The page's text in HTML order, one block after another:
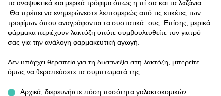
τα αναψυκτικά και μερικά τρόφιμα όπως η πίτσα και τα λαζάνια.
Θα πρέπει να ενημερώνεστε λεπτομερώς από τις ετικέτες των
τροφίμων όπου αναγράφονται τα συστατικά τους. Επίσης, μερικά
φάρμακα περιέχουν λακτόζη οπότε συμβουλευθείτε τον γιατρό
σας για την ανάλογη φαρμακευτική αγωγή.
Δεν υπάρχει θεραπεία για τη δυσανεξία στη λακτόζη, μπορείτε
όμως να θεραπεύσετε τα συμπτώματά της.
Αρχικά, διερευνήστε πόση ποσότητα γαλακτοκομικών